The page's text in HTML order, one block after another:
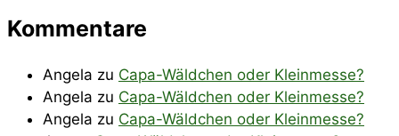
Kommentare
Angela zu Capa-Wäldchen oder Kleinmesse?
Angela zu Capa-Wäldchen oder Kleinmesse?
Angela zu Capa-Wäldchen oder Kleinmesse?